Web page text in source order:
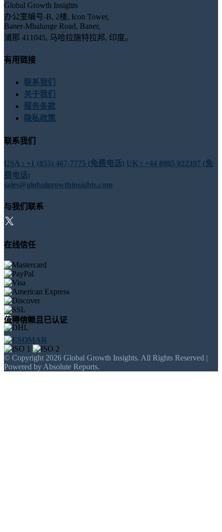
Global Growth Insights
办公室编号-B, 2楼, Icon Tower,
Baner-Mhalunge Road, Baner,
浦那 411045, 马哈拉施特拉邦, 印度。
有用链接
联系我们
关于我们
服务条款
隐私政策
联系我们
USA : +1 (855) 467-7775 (免费电话) UK : +44 8085 022397 (免
费电话)
sales@globalgrowthinsights.com
与我们联系
在线信任
值得信赖且已认证
© Copyright 2026 Global Growth Insights. All Rights Reserved |
Powered by Absolute Reports.